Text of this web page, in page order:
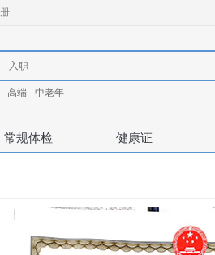
高端 中老年
常规体检 健康证